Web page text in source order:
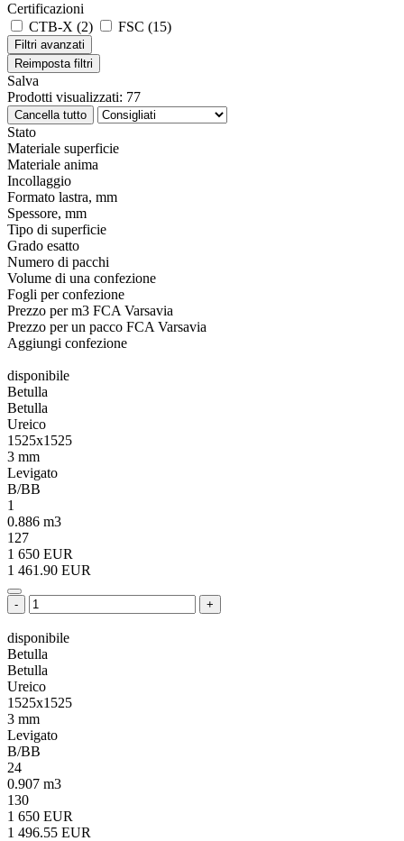
Certificazioni
CTB-X (2) FSC (15)
Filtri avanzati
Reimposta filtri
Salva
Prodotti visualizzati: 77
Cancella tutto
Stato
Materiale superficie
Materiale anima
Incollaggio
Formato lastra, mm
Spessore, mm
Tipo di superficie
Grado esatto
Numero di pacchi
Volume di una confezione
Fogli per confezione
Prezzo per m3 FCA Varsavia
Prezzo per un pacco FCA Varsavia
Aggiungi confezione
disponibile
Betulla
Betulla
Ureico
1525x1525
3 mm
Levigato
B/BB
1
0.886 m3
127
1 650 EUR
1 461.90 EUR
- +
disponibile
Betulla
Betulla
Ureico
1525x1525
3 mm
Levigato
B/BB
24
0.907 m3
130
1 650 EUR
1 496.55 EUR